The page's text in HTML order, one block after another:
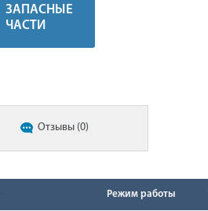
ЗАПАСНЫЕ
ЧАСТИ
Отзывы (0)
Режим работы